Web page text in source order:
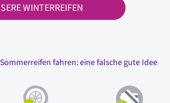
WINTERREIFEN
fahren: eine falsche gute Idee